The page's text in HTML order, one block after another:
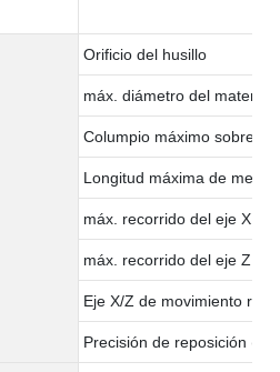
Orificio del husillo
máx. diámetro del material:
Columpio máximo sobre la
Longitud máxima de
máx. recorrido del eje X
máx. recorrido del eje Z
Eje X/Z de movimiento
Precisión de reposición (x/